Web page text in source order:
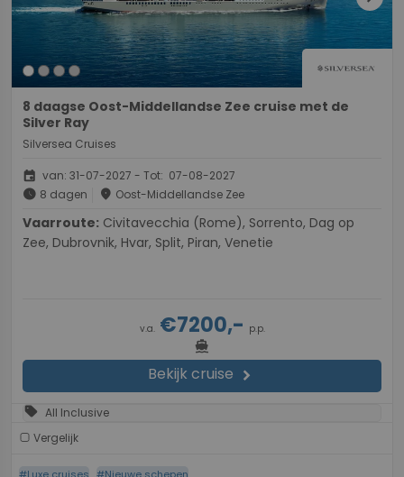
8 daagse Oost-Middellandse Zee cruise met de
Silver Ray
Silversea Cruises
event van: 31-07-2027 - Tot: 07-08-2027
schedule 8 dagen place Oost-Middellandse Zee
Vaarroute:
Zee, Dubrovnik, Hvar, Split, Piran, Venetie
v.a.€7200,- p.p.
directions_boat
Bekijk cruise chevron_right
sell All Inclusive
Vergelijk